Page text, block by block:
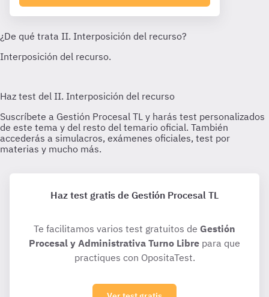
Haz test gratis de Gestión Procesal TL
Te facilitamos varios test gratuitos de Gestión
Procesal y Administrativa Turno Libre para que
practiques con OpositaTest.